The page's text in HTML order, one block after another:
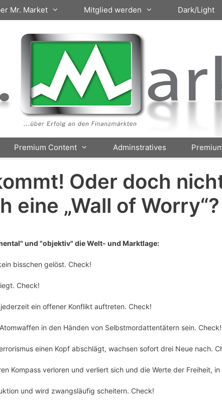
Mr. Market Mitglied werden Dark/Light
Premium Content Adminstratives
Oder doch
eine „Wall of Worry“?
und "objektiv" die Welt- und Marktlage:
bisschen gelöst. Check!
Check!
ein offener Konflikt auftreten. Check!
in den Händen von Selbstmordattentätern sein. Check!
einen Kopf abschlägt, wachsen sofort drei Neue nach.
Kompass verloren und verliert sich und die Werte der Freiheit,
und wird zwangsläufig scheitern. Check!